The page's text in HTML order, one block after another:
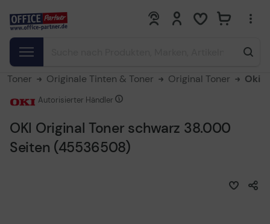
0 0
Toner Originale Tinten & Toner Original Toner Oki
OKI Original Toner schwarz 38.000
Seiten (45536508)
Autorisierter Händler